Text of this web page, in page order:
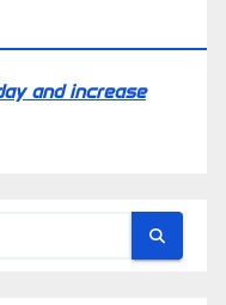
and increase